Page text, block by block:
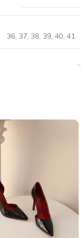
36 37 38 39 40 41